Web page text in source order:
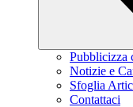
Pubblicizza
Notizie e
Sfoglia
Contattaci